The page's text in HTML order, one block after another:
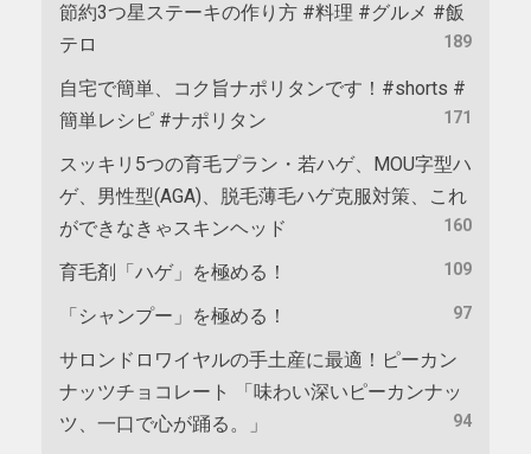
節約3つ星ステーキの作り方 #料理 #グルメ #飯
テロ
189
自宅で簡単、コク旨ナポリタンです！#shorts #
簡単レシピ #ナポリタン
171
スッキリ5つの育毛プラン・若ハゲ、MOU字型ハ
ゲ、男性型(AGA)、脱毛薄毛ハゲ克服対策、これ
ができなきゃスキンヘッド
160
育毛剤「ハゲ」を極める！ 109
「シャンプー」を極める！ 97
サロンドロワイヤルの手土産に最適！ピーカン
ナッツチョコレート 「味わい深いピーカンナッ
ツ、一口で心が踊る。」
94